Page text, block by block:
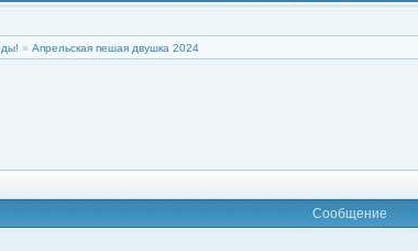
» Апрельская пешая двушка 2024
Сообщение